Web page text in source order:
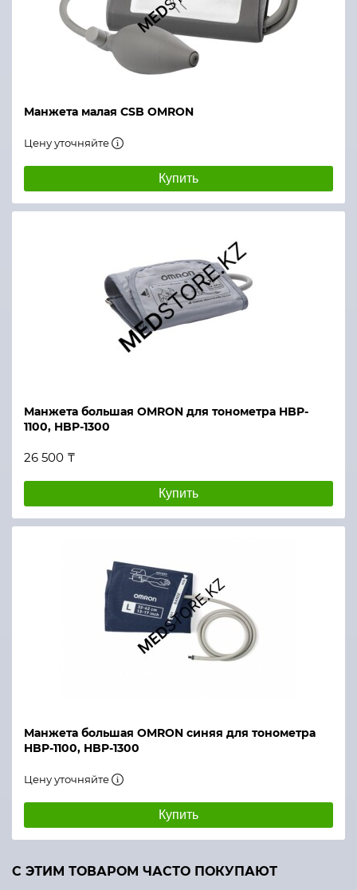
Манжета малая CSB OMRON
Цену уточняйте
Купить
Манжета большая OMRON для тонометра HBP-
1100, HBP-1300
26 500 ₸
Купить
Манжета большая OMRON синяя для тонометра
HBP-1100, HBP-1300
Цену уточняйте
Купить
С ЭТИМ ТОВАРОМ ЧАСТО ПОКУПАЮТ